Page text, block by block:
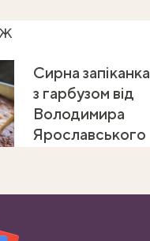
Сирна запіканка
з гарбузом від
Володимира
Ярославського